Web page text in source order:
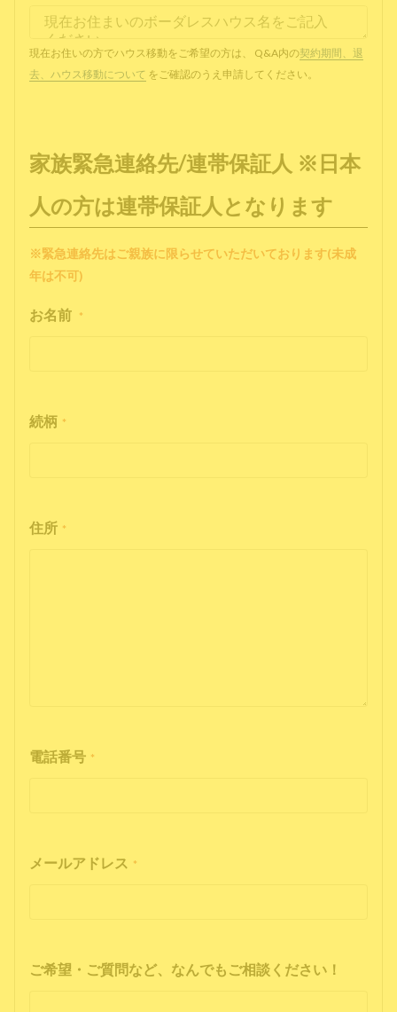
現在お住いの方でハウス移動をご希望の方は、 Q&A内の契約期間、退
去、ハウス移動について をご確認のうえ申請してください。
家族緊急連絡先/連帯保証人 ※日本
人の方は連帯保証人となります
※緊急連絡先はご親族に限らせていただいております(未成
年は不可)
お名前 *
続柄 *
住所 *
電話番号 *
メールアドレス *
ご希望・ご質問など、なんでもご相談ください！